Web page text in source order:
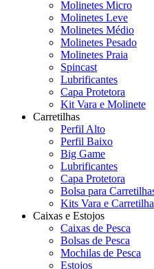
Molinetes Micro
Molinetes Leve
Molinetes Médio
Molinetes Pesado
Molinetes Praia
Spincast
Lubrificantes
Capa Protetora
Kit Vara e Molinete
Carretilhas
Perfil Alto
Perfil Baixo
Big Game
Lubrificantes
Capa Protetora
Bolsa para
Kits Vara e Carretilha
Caixas e Estojos
Caixas de Pesca
Bolsas de Pesca
Mochilas de Pesca
Estojos